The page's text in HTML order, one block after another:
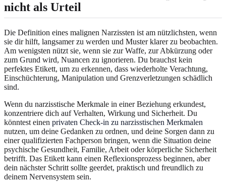
nicht als Urteil
Die Definition eines malignen Narzissten ist am nützlichsten, wenn
sie dir hilft, langsamer zu werden und Muster klarer zu beobachten.
Am wenigsten nützt sie, wenn sie zur Waffe, zur Abkürzung oder
zum Grund wird, Nuancen zu ignorieren. Du brauchst kein
perfektes Etikett, um zu erkennen, dass wiederholte Verachtung,
Einschüchterung, Manipulation und Grenzverletzungen schädlich
sind.
Wenn du narzisstische Merkmale in einer Beziehung erkundest,
konzentriere dich auf Verhalten, Wirkung und Sicherheit. Du
könntest einen privaten Check-in zu narzisstischen Merkmalen
nutzen, um deine Gedanken zu ordnen, und deine Sorgen dann zu
einer qualifizierten Fachperson bringen, wenn die Situation deine
psychische Gesundheit, Familie, Arbeit oder körperliche Sicherheit
betrifft. Das Etikett kann einen Reflexionsprozess beginnen, aber
dein nächster Schritt sollte geerdet, praktisch und freundlich zu
deinem Nervensystem sein.